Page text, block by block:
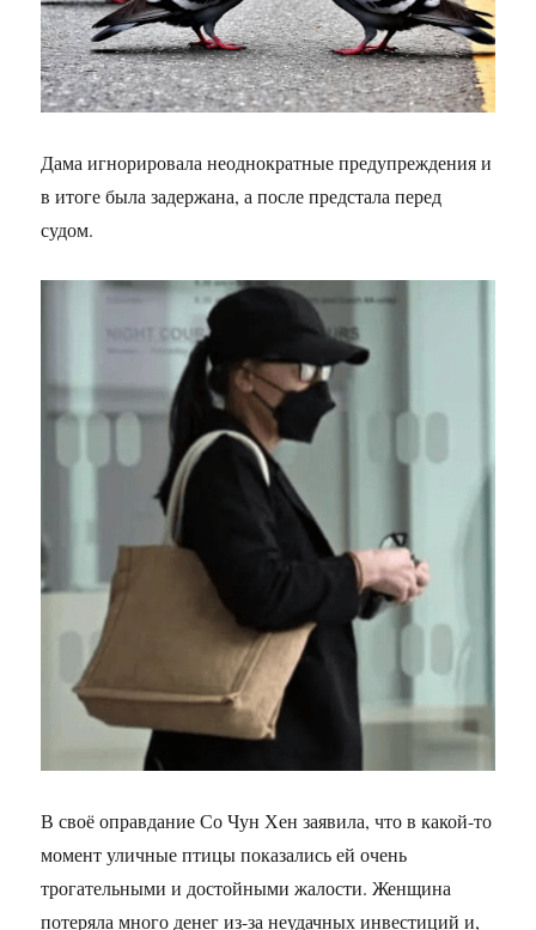
Дама игнорировала неоднократные предупреждения и
в итоге была задержана, а после предстала перед
судом.
В своё оправдание Со Чун Хен заявила, что в какой-то
момент уличные птицы показались ей очень
трогательными и достойными жалости. Женщина
потеряла много денег из-за неудачных инвестиций и,